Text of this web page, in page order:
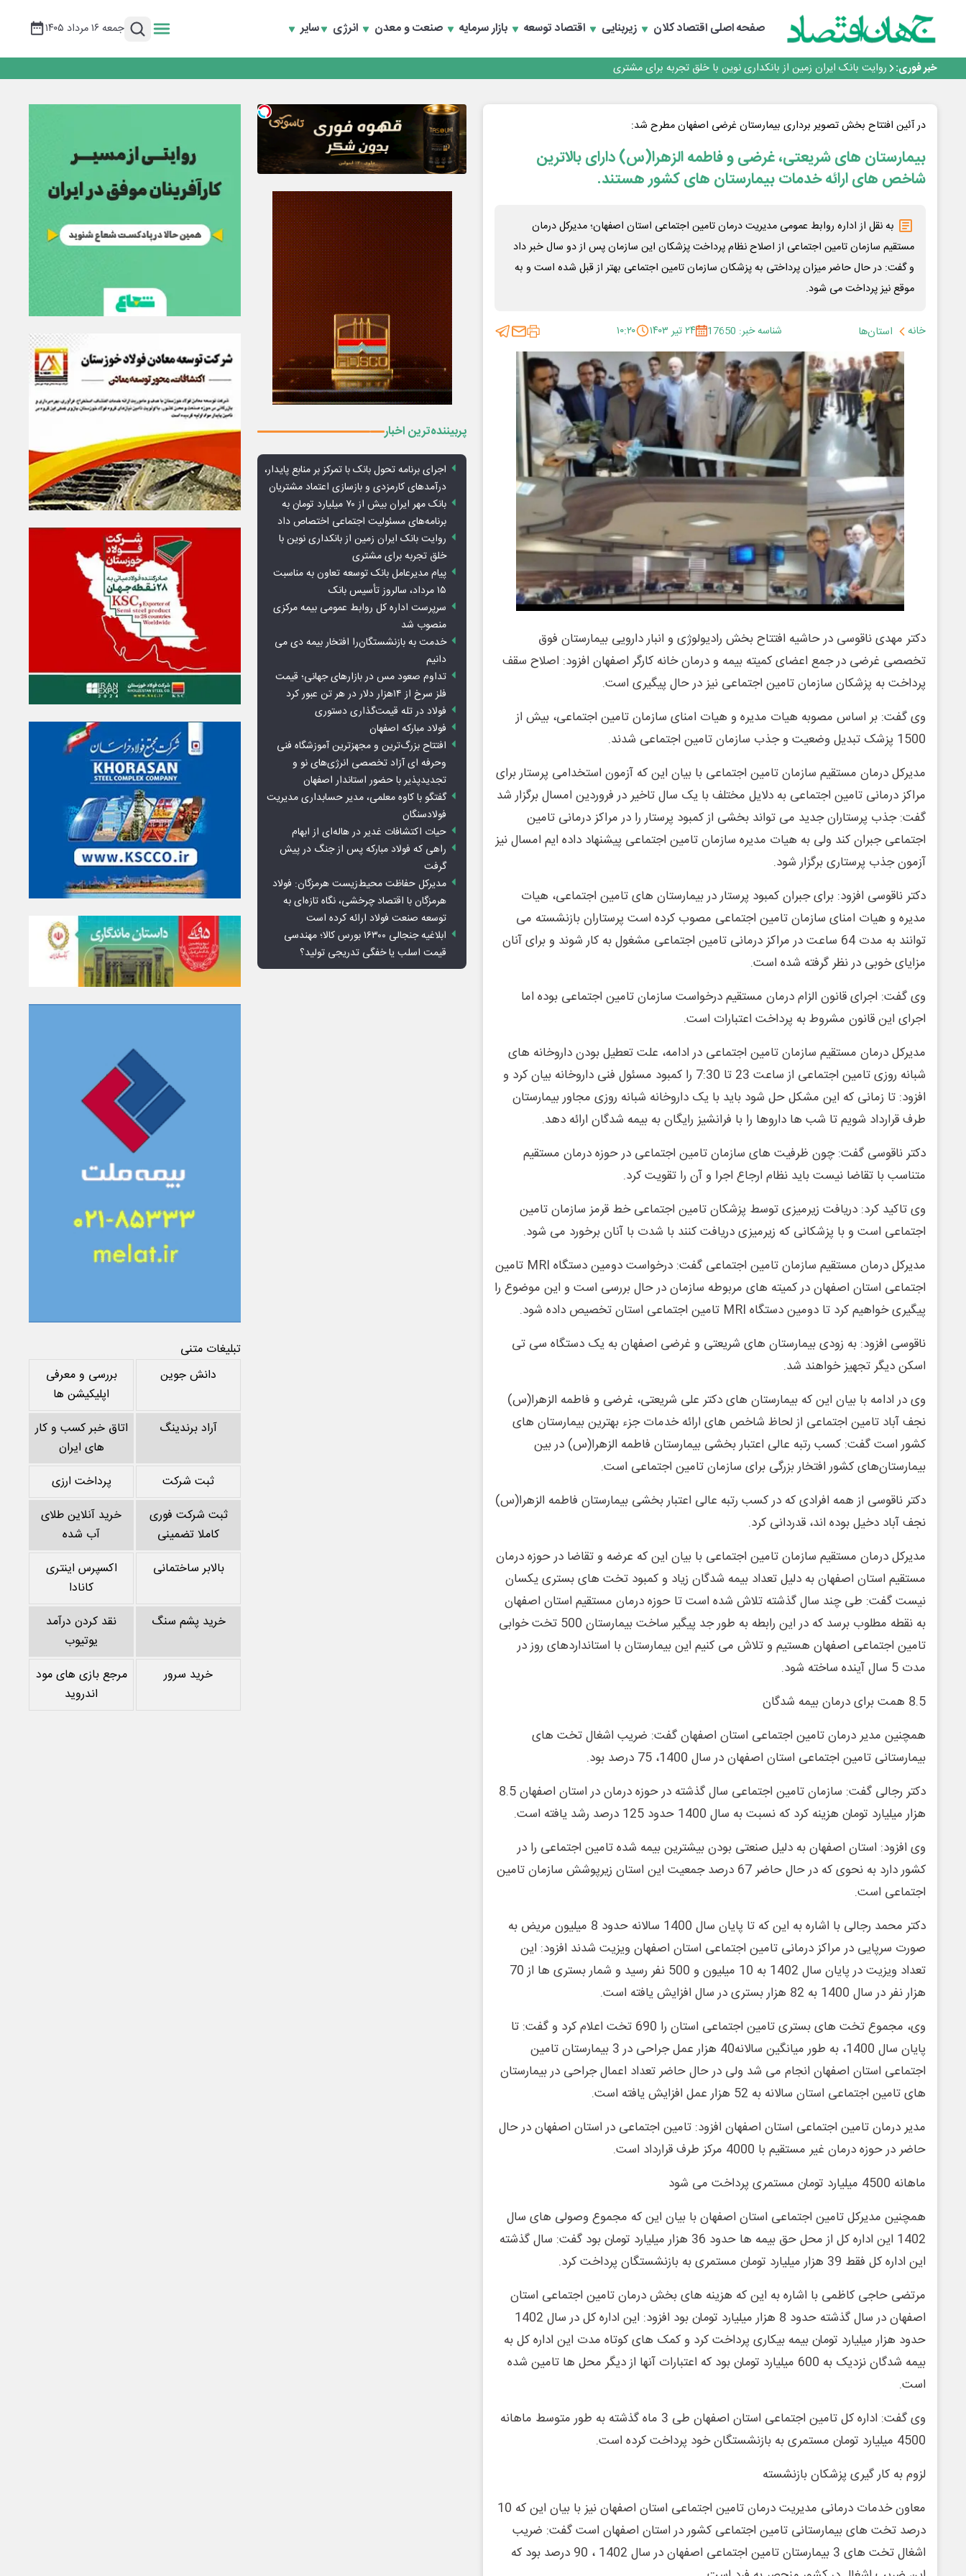
صفحه اصلیاقتصاد کلان زیربنایی اقتصاد توسعه بازار سرمایه صنعت و معدن انرژی سایر جمعه ۱۶ مرداد ۱۴۰۵
خبر فوری:
اجرای برنامه تحول بانک با تمرکز بر منابع پایدار، درآمدهای کارمزدی و بازسازی اعتماد مشتریان
بانک مهر ایران بیش از ۷۰ میلیارد تومان به برنامه‌های مسئولیت اجتماعی اختصاص داد
پیام مدیرعامل بانک توسعه تعاون به مناسبت ۱۵ مرداد، سالروز تأسیس بانک
سرپرست اداره کل روابط عمومی بیمه مرکزی منصوب شد
اجرای برنامه تحول بانک با تمرکز بر منابع پایدار، درآمدهای کارمزدی و بازسازی اعتماد مشتریان
بانک مهر ایران بیش از ۷۰ میلیارد تومان به برنامه‌های مسئولیت اجتماعی اختصاص داد
در آئین افتتاح بخش تصویر برداری بیمارستان غرضی اصفهان مطرح شد:
بیمارستان های شریعتی، غرضی و فاطمه الزهرا(س) دارای بالاترین
شاخص های ارائه خدمات بیمارستان های کشور هستند.
به نقل از اداره روابط عمومی مدیریت درمان تامین اجتماعی استان اصفهان؛ مدیرکل درمان
مستقیم سازمان تامین اجتماعی از اصلاح نظام پرداخت پزشکان این سازمان پس از دو سال خبر داد
و گفت: در حال حاضر میزان پرداختی به پزشکان سازمان تامین اجتماعی بهتر از قبل شده است و به
موقع نیز پرداخت می شود.
خانه استان‌ها شناسه خبر: 17650 ۲۴ تیر ۱۴۰۳ ۱۰:۲۰
دکتر مهدی ناقوسی در حاشیه افتتاح بخش رادیولوژی و انبار دارویی بیمارستان فوق
تخصصی غرضی در جمع اعضای کمیته بیمه و درمان خانه کارگر اصفهان افزود: اصلاح سقف
پرداخت به پزشکان سازمان تامین اجتماعی نیز در حال پیگیری است.
وی گفت: بر اساس مصوبه هیات مدیره و هیات امنای سازمان تامین اجتماعی، بیش از
1500 پزشک تبدیل وضعیت و جذب سازمان تامین اجتماعی شدند.
مدیرکل درمان مستقیم سازمان تامین اجتماعی با بیان این که آزمون استخدامی پرستار برای
مراکز درمانی تامین اجتماعی به دلایل مختلف با یک سال تاخیر در فروردین امسال برگزار شد
گفت: جذب پرستاران جدید می تواند بخشی از کمبود پرستار را در مراکز درمانی تامین
اجتماعی جبران کند ولی به هیات مدیره سازمان تامین اجتماعی پیشنهاد داده ایم امسال نیز
آزمون جذب پرستاری برگزار شود.
دکتر ناقوسی افزود: برای جبران کمبود پرستار در بیمارستان های تامین اجتماعی، هیات
مدیره و هیات امنای سازمان تامین اجتماعی مصوب کرده است پرستاران بازنشسته می
توانند به مدت 64 ساعت در مراکز درمانی تامین اجتماعی مشغول به کار شوند و برای آنان
مزایای خوبی در نظر گرفته شده است.
وی گفت: اجرای قانون الزام درمان مستقیم درخواست سازمان تامین اجتماعی بوده اما
اجرای این قانون مشروط به پرداخت اعتبارات است.
مدیرکل درمان مستقیم سازمان تامین اجتماعی در ادامه، علت تعطیل بودن داروخانه های
شبانه روزی تامین اجتماعی از ساعت 23 تا 7:30 را کمبود مسئول فنی داروخانه بیان کرد و
افزود: تا زمانی که این مشکل حل شود باید با یک داروخانه شبانه روزی مجاور بیمارستان
طرف قرارداد شویم تا شب ها داروها را با فرانشیز رایگان به بیمه شدگان ارائه دهد.
دکتر ناقوسی گفت: چون ظرفیت های سازمان تامین اجتماعی در حوزه درمان مستقیم
متناسب با تقاضا نیست باید نظام ارجاع اجرا و آن را تقویت کرد.
وی تاکید کرد: دریافت زیرمیزی توسط پزشکان تامین اجتماعی خط قرمز سازمان تامین
اجتماعی است و با پزشکانی که زیرمیزی دریافت کنند با شدت با آنان برخورد می شود.
مدیرکل درمان مستقیم سازمان تامین اجتماعی گفت: درخواست دومین دستگاه MRI تامین
اجتماعی استان اصفهان در کمیته های مربوطه سازمان در حال بررسی است و این موضوع را
پیگیری خواهیم کرد تا دومین دستگاه MRI تامین اجتماعی استان تخصیص داده شود.
ناقوسی افزود: به زودی بیمارستان های شریعتی و غرضی اصفهان به یک دستگاه سی تی
اسکن دیگر تجهیز خواهند شد.
وی در ادامه با بیان این که بیمارستان های دکتر علی شریعتی، غرضی و فاطمه الزهرا(س)
نجف آباد تامین اجتماعی از لحاظ شاخص های ارائه خدمات جزء بهترین بیمارستان های
کشور است گفت: کسب رتبه عالی اعتبار بخشی بیمارستان فاطمه الزهرا(س) در بین
بیمارستان‌های کشور افتخار بزرگی برای سازمان تامین اجتماعی است.
دکتر ناقوسی از همه افرادی که در‌ کسب رتبه عالی اعتبار بخشی بیمارستان‌ فاطمه الزهرا(س)
نجف آباد دخیل بوده اند، قدردانی کرد.
مدیرکل درمان مستقیم سازمان تامین اجتماعی با بیان این که عرضه و تقاضا در حوزه درمان
مستقیم استان اصفهان به دلیل تعداد بیمه شدگان زیاد و کمبود تخت های بستری یکسان
نیست گفت: طی چند سال گذشته تلاش شده است تا حوزه درمان مستقیم استان اصفهان
به نقطه مطلوب برسد که در این رابطه به طور جد پیگیر ساخت بیمارستان 500 تخت خوابی
تامین اجتماعی اصفهان هستیم و تلاش می کنیم این بیمارستان با استانداردهای روز در
مدت 5 سال آینده ساخته شود.
8.5 همت برای درمان بیمه شدگان
همچنین مدیر درمان تامین اجتماعی استان اصفهان گفت: ضریب اشغال تخت های
بیمارستانی تامین اجتماعی استان اصفهان در سال 1400، 75 درصد بود.
دکتر رجالی گفت: سازمان تامین اجتماعی سال گذشته در حوزه درمان در استان اصفهان 8.5
هزار میلیارد تومان هزینه کرد که نسبت به سال 1400 حدود 125 درصد رشد یافته است.
وی افزود: استان اصفهان به دلیل صنعتی بودن بیشترین بیمه شده تامین اجتماعی را در
کشور دارد به نحوی که در حال حاضر 67 درصد جمعیت این استان زیرپوشش سازمان تامین
اجتماعی است.
دکتر محمد رجالی با اشاره به این که تا پایان سال 1400 سالانه حدود 8 میلیون مریض به
صورت سرپایی در مراکز درمانی تامین اجتماعی استان اصفهان ویزیت شدند افزود: این
تعداد ویزیت در پایان سال 1402 به 10 میلیون و 500 نفر رسید و شمار بستری ها از 70
هزار نفر در سال 1400 به 82 هزار بستری در سال افزایش یافته است.
وی، مجموع تخت های بستری تامین اجتماعی استان را 690 تخت اعلام کرد و گفت: تا
پایان سال 1400، به طور میانگین سالانه40 هزار عمل جراحی در 3 بیمارستان تامین
اجتماعی استان اصفهان انجام می شد ولی در حال حاضر تعداد اعمال جراحی در بیمارستان
های تامین اجتماعی استان سالانه به 52 هزار عمل افزایش یافته است.
مدیر درمان تامین اجتماعی استان اصفهان افزود: تامین اجتماعی در استان اصفهان در حال
حاضر در حوزه درمان غیر مستقیم با 4000 مرکز طرف قرارداد است.
ماهانه 4500 میلیارد تومان مستمری پرداخت می شود
همچنین مدیرکل تامین اجتماعی استان اصفهان با بیان این که مجموع وصولی های سال
1402 این اداره کل از محل حق بیمه ها حدود 36 هزار میلیارد تومان بود گفت: سال گذشته
این اداره کل فقط 39 هزار میلیارد تومان مستمری به بازنشستگان پرداخت کرد.
مرتضی حاجی کاظمی با اشاره به این که هزینه های بخش درمان تامین اجتماعی استان
اصفهان در سال گذشته حدود 8 هزار میلیارد تومان بود افزود: این اداره کل در سال 1402
حدود هزار میلیارد تومان بیمه بیکاری پرداخت کرد و کمک های کوتاه مدت این اداره کل به
بیمه شدگان نزدیک به 600 میلیارد تومان بود که اعتبارات آنها از دیگر محل ها تامین شده
است.
وی گفت: اداره کل تامین اجتماعی استان اصفهان طی 3 ماه گذشته به طور متوسط ماهانه
4500 میلیارد تومان مستمری به بازنشستگان خود پرداخت کرده است.
لزوم به کار گیری پزشکان بازنشسته
معاون خدمات درمانی مدیریت درمان تامین اجتماعی استان اصفهان نیز با بیان این که 10
درصد تخت های بیمارستانی تامین اجتماعی کشور در استان اصفهان است گفت: ضریب
اشغال تخت های 3 بیمارستان تامین اجتماعی اصفهان در سال 1402 ، 90 درصد بود که
پربیننده‌ترین اخبار
اجرای برنامه تحول بانک با تمرکز بر منابع پایدار،
درآمدهای کارمزدی و بازسازی اعتماد مشتریان
بانک مهر ایران بیش از ۷۰ میلیارد تومان به
برنامه‌های مسئولیت اجتماعی اختصاص داد
روایت بانک ایران زمین از بانکداری نوین با
خلق تجربه برای مشتری
پیام مدیرعامل بانک توسعه تعاون به مناسبت
۱۵ مرداد، سالروز تأسیس بانک
سرپرست اداره کل روابط عمومی بیمه مرکزی
منصوب شد
خدمت به بازنشستگان‌را افتخار بیمه دی می
دانیم
تداوم صعود مس در بازارهای جهانی؛ قیمت
فلز سرخ از ۱۴هزار دلار در هر تن عبور کرد
فولاد در تله قیمت‌گذاری دستوری
فولاد مبارکه اصفهان
افتتاح بزرگ‌ترین و مجهزترین آموزشگاه فنی
وحرفه ای آزاد تخصصی انرژی‌های نو و
تجدیدپذیر با حضور استاندار اصفهان
گفتگو با کاوه معلمی، مدیر حسابداری مدیریت
فولادسنگان
حیات اکتشافات غدیر در هاله‌ای از ابهام
راهی که فولاد مبارکه پس از جنگ در پیش
گرفت
مدیرکل حفاظت محیط‌زیست هرمزگان: فولاد
هرمزگان با اقتصاد چرخشی، نگاه تازه‌ای به
توسعه صنعت فولاد ارائه کرده است
ابلاغیه جنجالی ۱۶۳۰۰ بورس کالا؛ مهندسی
قیمت اسلب یا خفگی تدریجی تولید؟
تبلیغات متنی
دانش جوین
بررسی و معرفی
اپلیکیشن ها
آراد برندینگ
اتاق خبر کسب و کار
های ایران
ثبت شرکت
پرداخت ارزی
ثبت شرکت فوری
کاملا تضمینی
خرید آنلاین طلای
آب شده
بالابر ساختمانی
اکسپرس اینتری
کانادا
خرید پشم سنگ
نقد کردن درآمد
یوتیوب
خرید سرور
مرجع بازی های مود
اندروید